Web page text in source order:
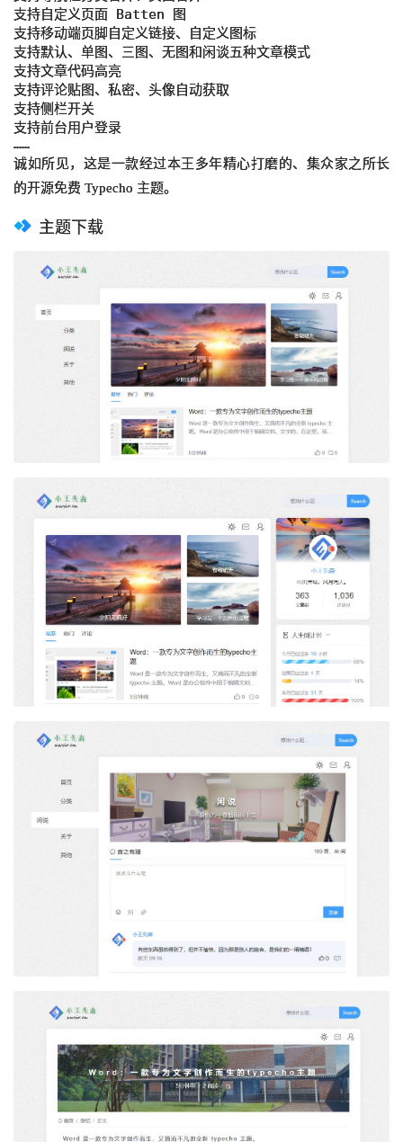
支持自定义页面 Batten 图
支持移动端页脚自定义链接、自定义图标
支持默认、单图、三图、无图和闲谈五种文章模式
支持文章代码高亮
支持评论贴图、私密、头像自动获取
支持侧栏开关
支持前台用户登录
……
诚如所见，这是一款经过本王多年精心打磨的、集众家之所长
的开源免费 Typecho 主题。
主题下载